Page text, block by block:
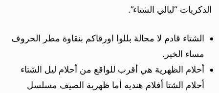
الذكريات “ليالي الشتاء”.
الشتاء قادم لا محالة بللوا اورقاكم بنقاوة مطر الحروف
مساء الخير.
أحلام الظهرية هي أقرب للواقع من أحلام ليل الشتاء
أحلام الشتا أفلام هنديه أما ظهرية الصيف مسلسل